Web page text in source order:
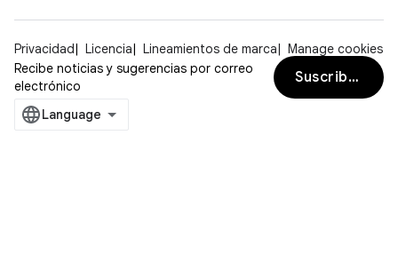
Privacidad Licencia Lineamientos de marca
Manage cookies
Recibe noticias y sugerencias por correo
electrónico
Suscribirse